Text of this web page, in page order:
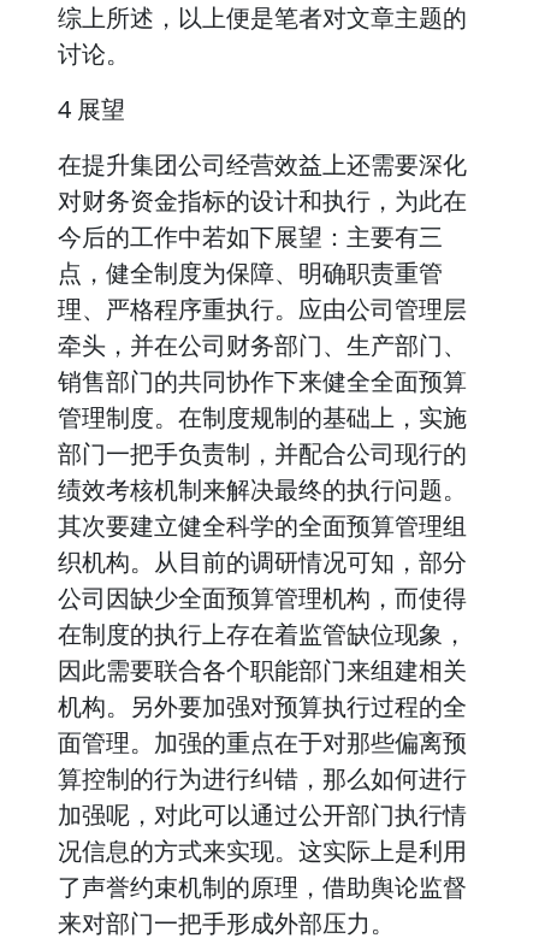
综上所述，以上便是笔者对文章主题的
讨论。
4 展望
在提升集团公司经营效益上还需要深化
对财务资金指标的设计和执行，为此在
今后的工作中若如下展望：主要有三
点，健全制度为保障、明确职责重管
理、严格程序重执行。应由公司管理层
牵头，并在公司财务部门、生产部门、
销售部门的共同协作下来健全全面预算
管理制度。在制度规制的基础上，实施
部门一把手负责制，并配合公司现行的
绩效考核机制来解决最终的执行问题。
其次要建立健全科学的全面预算管理组
织机构。从目前的调研情况可知，部分
公司因缺少全面预算管理机构，而使得
在制度的执行上存在着监管缺位现象，
因此需要联合各个职能部门来组建相关
机构。另外要加强对预算执行过程的全
面管理。加强的重点在于对那些偏离预
算控制的行为进行纠错，那么如何进行
加强呢，对此可以通过公开部门执行情
况信息的方式来实现。这实际上是利用
了声誉约束机制的原理，借助舆论监督
来对部门一把手形成外部压力。